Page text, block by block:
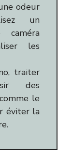
odeur
un
caméra
les
traiter
des
le
éviter la